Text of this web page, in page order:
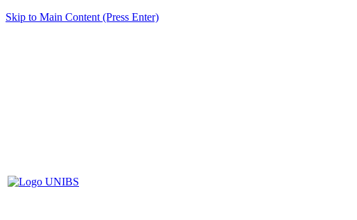
Skip to Main Content (Press Enter)